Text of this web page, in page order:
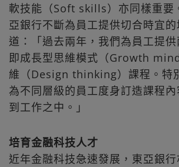
軟技能（Soft skills）亦同樣重要
亞銀行不斷為員工提供切合時宜
道：「過去兩年，我們為員工提供
即成長型思維模式（Growth
維（Design thinking）課程。特
為不同層級的員工度身訂造課程
到工作之中。」
培育金融科技人才
近年金融科技急速發展，東亞銀